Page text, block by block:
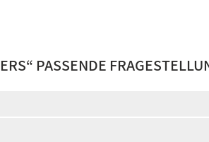
“ PASSENDE